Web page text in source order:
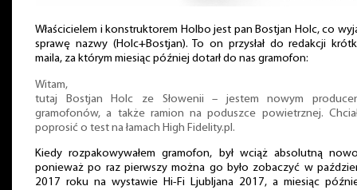
Właścicielem i konstruktorem Holbo jest pan Bostjan Holc, co
sprawę nazwy (Holc+Bostjan). To on przysłał do redakcji
maila, za którym miesiąc później dotarł do nas gramofon:
Witam,
tutaj Bostjan Holc ze Słowenii – jestem nowym
gramofonów, a także ramion na poduszce powietrznej.
poprosić o test na łamach High Fidelity.pl.
Kiedy rozpakowywałem gramofon, był wciąż absolutną
ponieważ po raz pierwszy można go było zobaczyć w
2017 roku na wystawie Hi-Fi Ljubljana 2017, a miesiąc